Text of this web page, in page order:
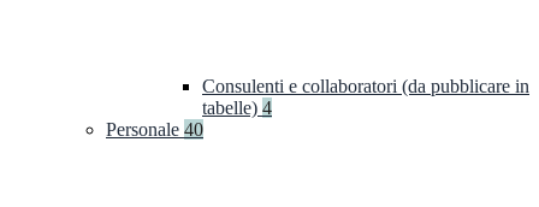
Consulenti e collaboratori (da pubblicare in
tabelle) 4
Personale 40